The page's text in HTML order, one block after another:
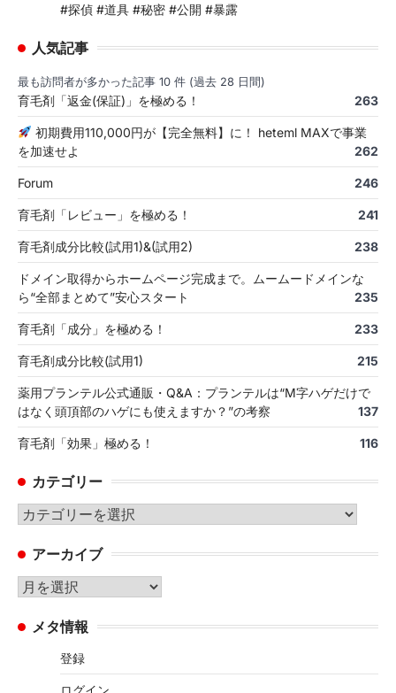
#探偵 #道具 #秘密 #公開 #暴露
人気記事
最も訪問者が多かった記事 10 件 (過去 28 日間)
育毛剤「返金(保証)」を極める！ 263
初期費用110,000円が【完全無料】に！ heteml MAXで事業
を加速せよ
262
Forum 246
育毛剤「レビュー」を極める！ 241
育毛剤成分比較(試用1)&(試用2) 238
ドメイン取得からホームページ完成まで。ムームードメインな
ら“全部まとめて”安心スタート
235
育毛剤「成分」を極める！ 233
育毛剤成分比較(試用1) 215
薬用プランテル公式通販・Q&A：プランテルは“M字ハゲだけで
はなく頭頂部のハゲにも使えますか？”の考察
137
育毛剤「効果」極める！ 116
カテゴリー
カ
ゴ
リ
ー
アーカイブ
ア
カ メタ情報
登録
ログイン